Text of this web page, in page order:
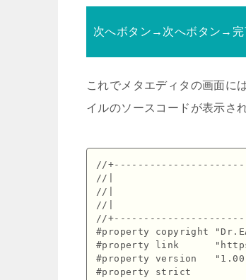
次へボタン→次へボタン→完
これでメタエディタの画面に
イルのソースコードが表示さ
//
//|
//|
//|
//
#property copyright
#property link
#property version
#property strict